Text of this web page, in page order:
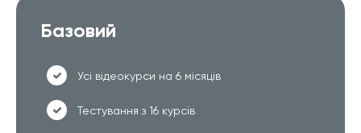
Базовий
Усі відеокурси на 6 місяців
Тестування з 16 курсів